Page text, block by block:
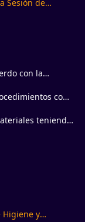
Sesión de
con
teniendo
Higiene y